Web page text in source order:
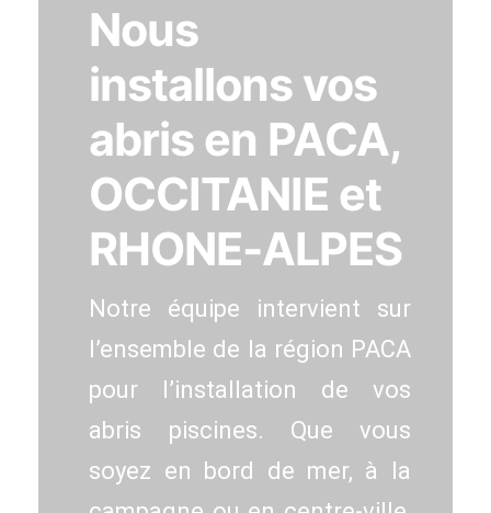
Nous
installons vos
abris en PACA,
OCCITANIE et
RHONE-ALPES
Notre équipe intervient sur
l’ensemble de la région PACA
pour l’installation de vos
abris piscines. Que vous
soyez en bord de mer, à la